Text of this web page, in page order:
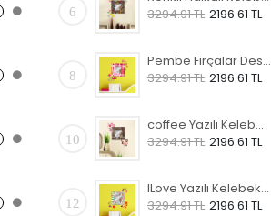
6
3294.91 TL 2196.61 TL
8
Pembe Fırçalar Desenli Kelebekli Dekoratif Ahşap Çerçeveli Ayna
3294.91 TL 2196.61 TL
10
coffee Yazılı Kelebekli Dekoratif Ahşap Çerçeveli Ayna
3294.91 TL 2196.61 TL
12
lLove Yazılı Kelebekli Dekoratif Ahşap Çerçeveli Ayna
3294.91 TL 2196.61 TL